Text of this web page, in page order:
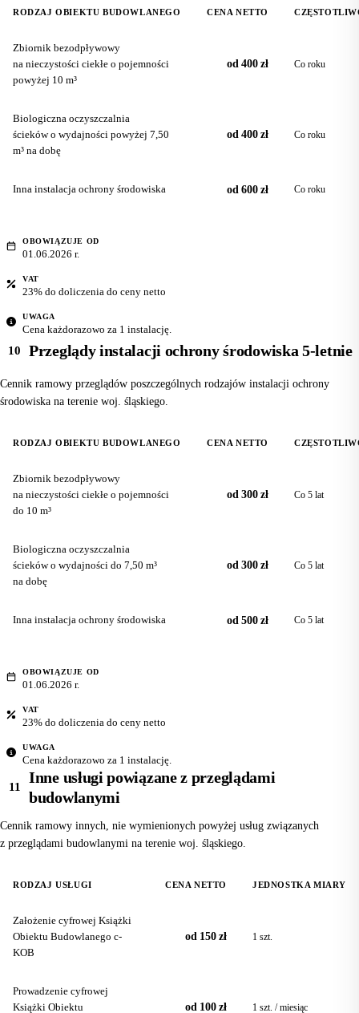
RODZAJ OBIEKTU BUDOWLANEGO CENA NETTO
Zbiornik bezodpływowy
na nieczystości ciekłe o pojemności
powyżej 10 m³
od 400 zł Co roku
Biologiczna oczyszczalnia
ścieków o wydajności powyżej 7,50
m³ na dobę
od 400 zł Co roku
Inna instalacja ochrony środowiska od 600 zł Co roku
OBOWIĄZUJE OD
01.06.2026 r.
VAT
23% do doliczenia do ceny netto
UWAGA
Cena każdorazowo za 1 instalację.
10 Przeglądy instalacji ochrony środowiska 5-letnie
Cennik ramowy przeglądów poszczególnych rodzajów instalacji ochrony
środowiska na terenie woj. śląskiego.
RODZAJ OBIEKTU BUDOWLANEGO CENA NETTO
Zbiornik bezodpływowy
na nieczystości ciekłe o pojemności
do 10 m³
od 300 zł Co 5 lat
Biologiczna oczyszczalnia
ścieków o wydajności do 7,50 m³
na dobę
od 300 zł Co 5 lat
Inna instalacja ochrony środowiska od 500 zł Co 5 lat
OBOWIĄZUJE OD
01.06.2026 r.
VAT
23% do doliczenia do ceny netto
UWAGA
Cena każdorazowo za 1 instalację.
11
Inne usługi powiązane z przeglądami
budowlanymi
Cennik ramowy innych, nie wymienionych powyżej usług związanych
z przeglądami budowlanymi na terenie woj. śląskiego.
RODZAJ USŁUGI CENA NETTO JEDNOSTKA MIARY
Założenie cyfrowej Książki
Obiektu Budowlanego c-
KOB
od 150 zł 1 szt.
Prowadzenie cyfrowej
Książki Obiektu
od 100 zł 1 szt. / miesiąc